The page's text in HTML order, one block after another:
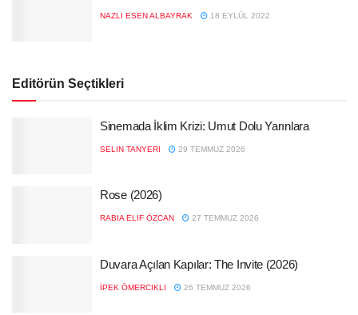
NAZLI ESEN ALBAYRAK 18 EYLÜL 2022
Editörün Seçtikleri
Sinemada İklim Krizi: Umut Dolu Yarınlara
SELIN TANYERI 29 TEMMUZ 2026
Rose (2026)
RABIA ELIF ÖZCAN 27 TEMMUZ 2026
Duvara Açılan Kapılar: The Invite (2026)
İPEK ÖMERCIKLI 26 TEMMUZ 2026